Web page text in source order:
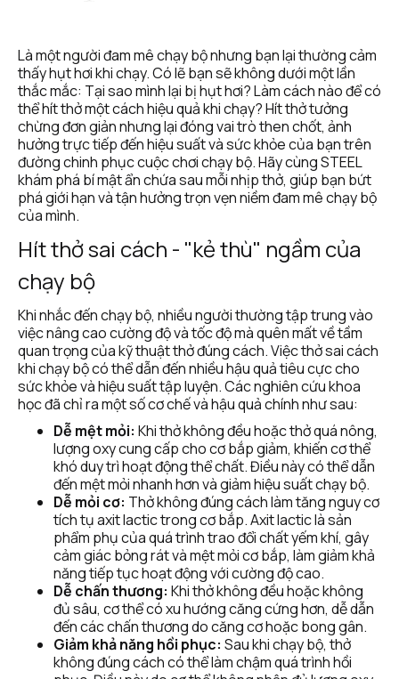
Là một người đam mê chạy bộ nhưng bạn lại thường cảm
thấy hụt hơi khi chạy. Có lẽ bạn sẽ không dưới một lần
thắc mắc: Tại sao mình lại bị hụt hơi? Làm cách nào để có
thể hít thở một cách hiệu quả khi chạy? Hít thở tưởng
chừng đơn giản nhưng lại đóng vai trò then chốt, ảnh
hưởng trực tiếp đến hiệu suất và sức khỏe của bạn trên
đường chinh phục cuộc chơi chạy bộ. Hãy cùng STEEL
khám phá bí mật ẩn chứa sau mỗi nhịp thở, giúp bạn bứt
phá giới hạn và tận hưởng trọn vẹn niềm đam mê chạy bộ
của mình.
Hít thở sai cách - "kẻ thù" ngầm của
chạy bộ
Khi nhắc đến chạy bộ, nhiều người thường tập trung vào
việc nâng cao cường độ và tốc độ mà quên mất về tầm
quan trọng của kỹ thuật thở đúng cách. Việc thở sai cách
khi chạy bộ có thể dẫn đến nhiều hậu quả tiêu cực cho
sức khỏe và hiệu suất tập luyện. Các nghiên cứu khoa
học đã chỉ ra một số cơ chế và hậu quả chính như sau:
Dễ mệt mỏi: Khi thở không đều hoặc thở quá nông,
lượng oxy cung cấp cho cơ bắp giảm, khiến cơ thể
khó duy trì hoạt động thể chất. Điều này có thể dẫn
đến mệt mỏi nhanh hơn và giảm hiệu suất chạy bộ​.
Dễ mỏi cơ: Thở không đúng cách làm tăng nguy cơ
tích tụ axit lactic trong cơ bắp. Axit lactic là sản
phẩm phụ của quá trình trao đổi chất yếm khí, gây
cảm giác bỏng rát và mệt mỏi cơ bắp, làm giảm khả
năng tiếp tục hoạt động với cường độ cao​.
Dễ chấn thương: Khi thở không đều hoặc không
đủ sâu, cơ thể có xu hướng căng cứng hơn, dễ dẫn
đến các chấn thương do căng cơ hoặc bong gân​​.
Giảm khả năng hồi phục: Sau khi chạy bộ, thở
không đúng cách có thể làm chậm quá trình hồi